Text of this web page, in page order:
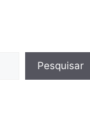
Pesquisar